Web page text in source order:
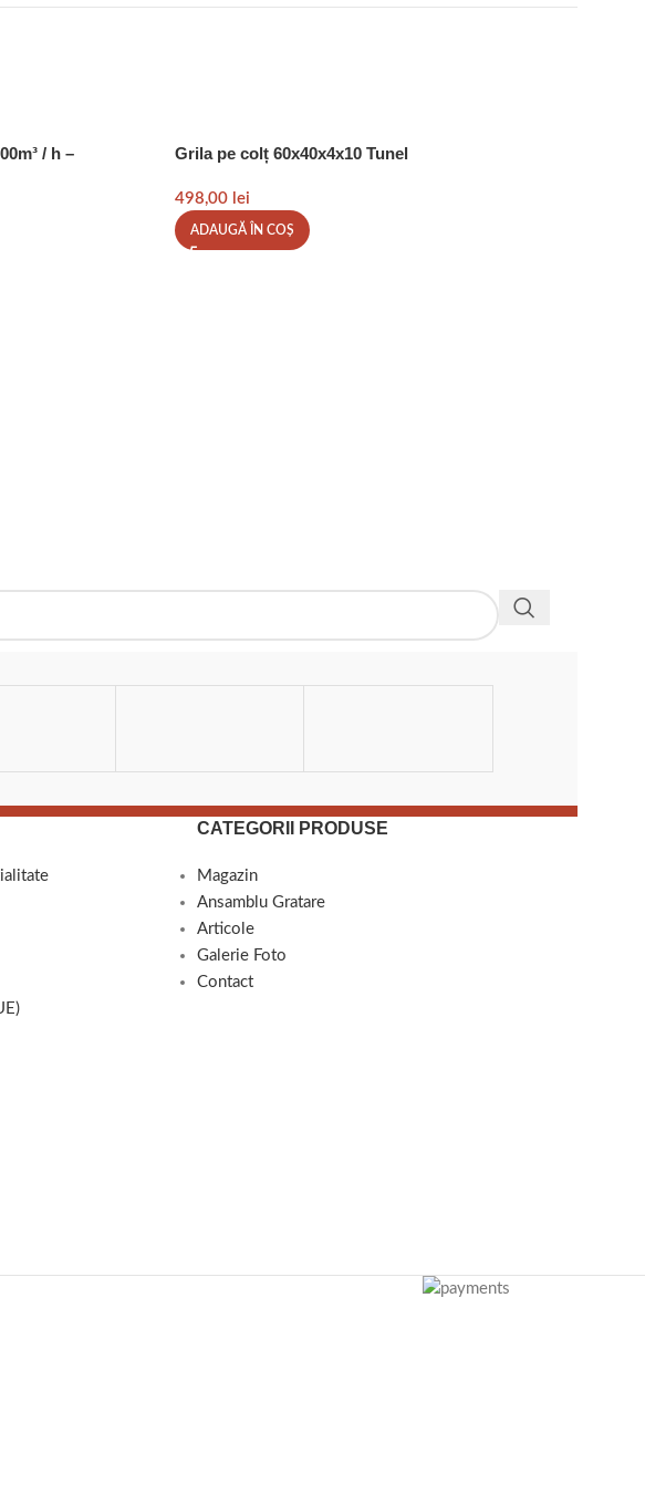
/ h –
Grila pe colț 60x40x4x10 Tunel
498,00 lei
ADAUGĂ ÎN COȘ
CATEGORII PRODUSE
Magazin
Ansamblu Gratare
Articole
Galerie Foto
Contact